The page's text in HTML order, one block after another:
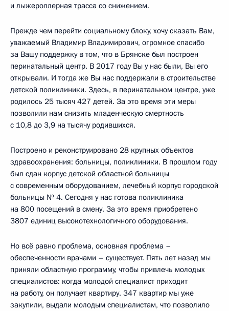
и лыжероллерная трасса со снижением.
Прежде чем перейти социальному блоку, хочу сказать Вам,
уважаемый Владимир Владимирович, огромное спасибо
за Вашу поддержку в том, что в Брянске был построен
перинатальный центр. В 2017 году Вы у нас были, Вы его
открывали. И тогда же Вы нас поддержали в строительстве
детской поликлиники. Здесь, в перинатальном центре, уже
родилось 25 тысяч 427 детей. За это время эти меры
позволили нам снизить младенческую смертность
с 10,8 до 3,9 на тысячу родившихся.
Построено и реконструировано 28 крупных объектов
здравоохранения: больницы, поликлиники. В прошлом году
был сдан корпус детской областной больницы
с современным оборудованием, лечебный корпус городской
больницы № 4. Сегодня у нас готова поликлиника
на 800 посещений в смену. За это время приобретено
3807 единиц высокотехнологичного оборудования.
Но всё равно проблема, основная проблема –
обеспеченности врачами – существует. Пять лет назад мы
приняли областную программу, чтобы привлечь молодых
специалистов: когда молодой специалист приходит
на работу, он получает квартиру. 347 квартир мы уже
закупили, выдали молодым специалистам, что позволило